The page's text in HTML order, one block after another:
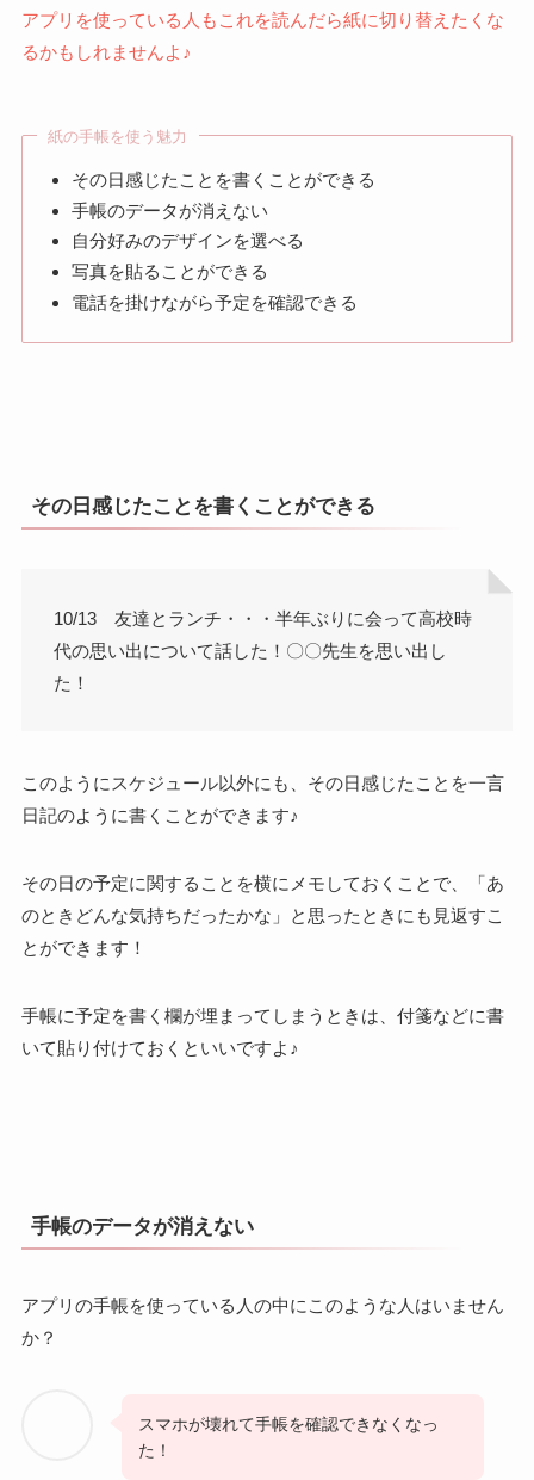
アプリを使っている人もこれを読んだら紙に切り替えたくな
るかもしれませんよ♪
紙の手帳を使う魅力
その日感じたことを書くことができる
手帳のデータが消えない
自分好みのデザインを選べる
写真を貼ることができる
電話を掛けながら予定を確認できる
その日感じたことを書くことができる
10/13 友達とランチ・・・半年ぶりに会って高校時
代の思い出について話した！〇〇先生を思い出し
た！
このようにスケジュール以外にも、その日感じたことを一言
日記のように書くことができます♪
その日の予定に関することを横にメモしておくことで、「あ
のときどんな気持ちだったかな」と思ったときにも見返すこ
とができます！
手帳に予定を書く欄が埋まってしまうときは、付箋などに書
いて貼り付けておくといいですよ♪
手帳のデータが消えない
アプリの手帳を使っている人の中にこのような人はいません
か？
スマホが壊れて手帳を確認できなくなっ
た！